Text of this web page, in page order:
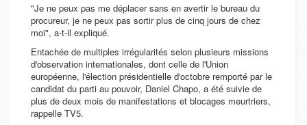
"Je ne peux pas me déplacer sans en avertir le bureau du
procureur, je ne peux pas sortir plus de cinq jours de chez
moi", a-t-il expliqué.
Entachée de multiples irrégularités selon plusieurs missions
d'observation internationales, dont celle de l'Union
européenne, l'élection présidentielle d'octobre remporté par le
candidat du parti au pouvoir, Daniel Chapo, a été suivie de
plus de deux mois de manifestations et blocages meurtriers,
rappelle TV5.